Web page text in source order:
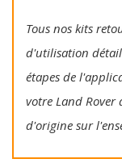
Tous nos kits
d'utilisation
étapes de
votre Land
d'origine sur